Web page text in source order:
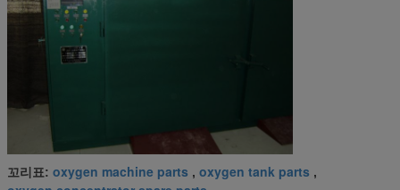
꼬리표: oxygen machine parts , oxygen tank parts ,